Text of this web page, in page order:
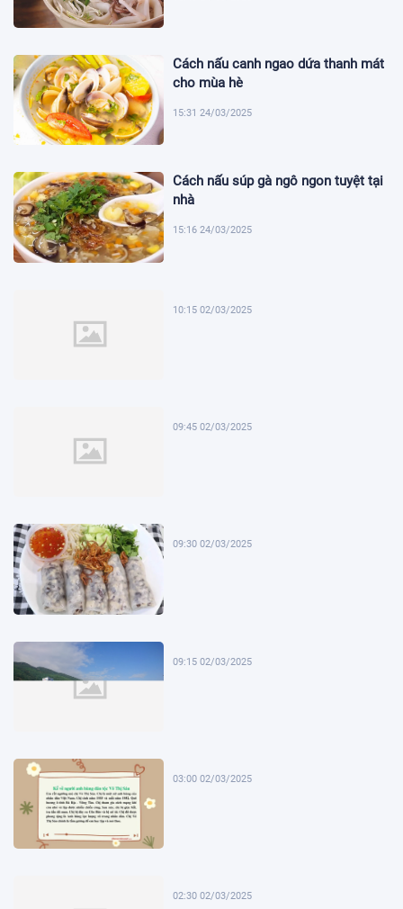
Cách nấu canh ngao dứa thanh mát
cho mùa hè
15:31 24/03/2025
Cách nấu súp gà ngô ngon tuyệt tại
nhà
15:16 24/03/2025
10:15 02/03/2025
09:45 02/03/2025
09:30 02/03/2025
09:15 02/03/2025
03:00 02/03/2025
02:30 02/03/2025